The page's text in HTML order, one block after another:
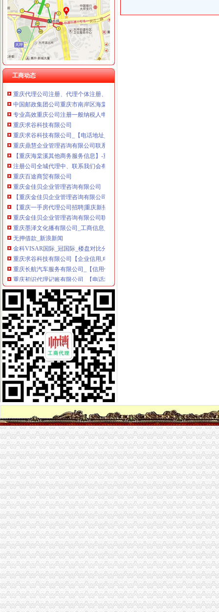
工商动态
重庆墨泽文化播有限公司_工商信息_电话_地址_信用信息_财务信息
武昌区公司注册|代理注册|公司代办_武汉企业注册代理服务中心
重庆长航汽车服务有限公司_【信用信息_诉讼信息_财务信息_注册信息
【重庆海棠溪其他商务服务信息】-重庆赶集网
【海棠溪工商财税_海棠溪工商年检_海棠溪工商代办】-58到家
海棠溪公司注册_海棠溪注册公司_海棠溪代办注册公司_海棠溪代理公
【重庆海棠溪工商注册|工商注册代理|工商注册代办】-重庆赶集网
【重庆海棠溪香港公司注册|注册香港公司|香港公司注册查询】-重庆赶
中国邮政集团公司重庆市南岸区海棠溪邮政所
专业高效重庆公司注册一般纳税人申请代理记账重庆工商年检今题网
重庆求谷科技有限公司
重庆求谷科技有限公司_【电话地址_招聘信息_注册信息_信用信息_诉
重庆鼎慧企业管理咨询有限公司联系方式_信用报告_工商信息-启信宝
【重庆海棠溪其他商务服务信息】-重庆赶集网
注册公司全城代理中、联系我们会有意想不到的收获哦重庆工商年检
重庆百途商贸有限公司
重庆金佳贝企业管理咨询有限公司
【重庆金佳贝企业管理咨询有限公司工商信息】-阿土伯工商信息查询
【重庆一手房代理公司招聘|重庆新招聘一手房代理公司信息】-重庆
重庆金佳贝企业管理咨询有限公司联系方式_信用报告_工商信息-启信宝
重庆墨泽文化播有限公司_工商信息_电话_地址_信用信息_财务信息
无押借款_新浪新闻
金科VISAR国际_冠国际_楼盘对比分析-重庆乐居
重庆求谷科技有限公司【企业信用,电话,地址,法人】_阿里巴巴
重庆长航汽车服务有限公司_【信用信息_诉讼信息_财务信息_注册信息
重庆初识代理记账有限公司_【电话地址_招聘信息_注册信息_信用信息
重庆正盛汽车销售有限公司_【信用信息_诉讼信息_财务信息_注册信息
重庆华源水电技术工程有限公司_【信用信息_诉讼信息_财务信息_注册
创业暴利好项目弋莱品牌内衣内裤招各级代理重庆服饰鞋帽今题网
武昌区公司注册|代理注册|公司代办_武汉企业注册代理服务中心
新11月重庆市商标设计产品生产销售企业黄页.xls-企业管理资源网
重庆新一批公租房开放申请啦~全申请指南看这里_搜狐财经_搜狐网
重庆主城15个公租房即将摇号申请,全攻略拿走不谢！_搜狐财经_
和记黄埔地产峰_重庆创意公园_楼盘对比分析-重庆乐居
赶快去申请!重庆主城15个公租房小区将摇号配租_凤凰资讯
无押借款_新浪新闻
重庆公租房好申请不
重庆人注意！开年三个好消息,三个坏消息,都跟你息息相关！_搜狐
重庆公共租赁住房政策宣【两路吧】_百度贴吧
二手房交易怪相跌出,映射出市场啥趋势？重庆房市文章
中央新风系统为您清除甲醛的危害—重庆南岸海棠溪工地施工材料
十堰市实习政策指南-实习信息-长安大学学生就业处
重庆海棠溪工商年检代办公司|重庆列表网
十堰市实习实训政策指南-通知公告-就业信息网
想住公租房的看过来,“江南水岸”公租房可接受申请啦！_重庆时报-
重庆新一批公租房开放申请啦~全申请指南看这里_搜狐财经_搜狐网
第20次公租房申请开始,今年一大批重庆人将有房子住了-本地宝
彭水县美翔-江城美景3#楼建设项目_百姓声音_论坛_天涯社区
赶快去申请！重庆主城15个公租房小区将摇号配租_未来网
新消息！重庆主城15个公租房小区将摇号配租,赶快申请（附申请地
重庆市迪马实业股份有限公司-搜狐滚动
重庆市迪马实业股份有限公司-搜狐滚动
【昂迈地产招聘客户经理,重庆昂迈房地产营销策划有限公司招聘】-
海棠溪代办营业执照
重庆求谷科技有限公司
重庆墨泽文化播有限公司_工商信息_电话_地址_信用信息_财务信息
武昌区公司注册|代理注册|公司代办_武汉企业注册代理服务中心
重庆长航汽车服务有限公司_【信用信息_诉讼信息_财务信息_注册信息